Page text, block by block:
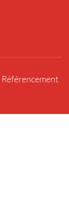
Référencement